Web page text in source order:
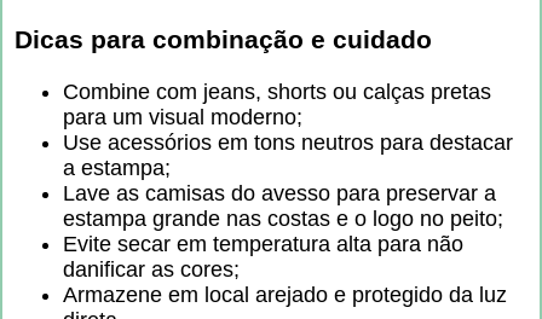
Dicas para combinação e cuidado
Combine com jeans, shorts ou calças pretas
para um visual moderno;
Use acessórios em tons neutros para destacar
a estampa;
Lave as camisas do avesso para preservar a
estampa grande nas costas e o logo no peito;
Evite secar em temperatura alta para não
danificar as cores;
Armazene em local arejado e protegido da luz